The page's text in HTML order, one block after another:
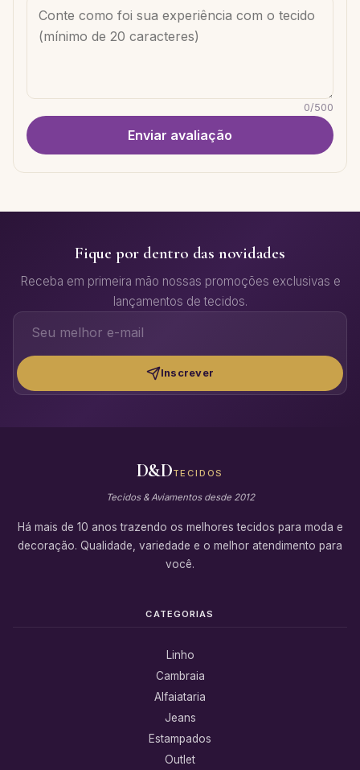
0/500
Enviar avaliação
Fique por dentro das novidades
Receba em primeira mão nossas promoções exclusivas e
lançamentos de tecidos.
Inscrever
D&DTECIDOS
Tecidos & Aviamentos desde 2012
Há mais de 10 anos trazendo os melhores tecidos para moda e
decoração. Qualidade, variedade e o melhor atendimento para
você.
CATEGORIAS
Linho
Cambraia
Alfaiataria
Jeans
Estampados
Outlet